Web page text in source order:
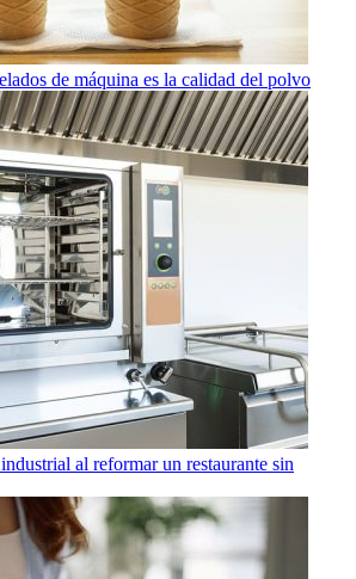
de máquina es la calidad del polvo
al reformar un restaurante sin